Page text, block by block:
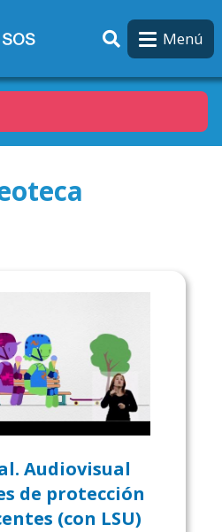
Menú
Audiovisual
de protección
(con LSU)